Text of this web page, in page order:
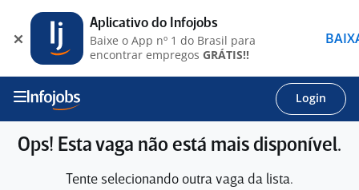
Login
Ops! Esta vaga não está mais disponível.
Tente selecionando outra vaga da lista.
Aplicativo do Infojobs
Baixe o App nº 1 do Brasil para
encontrar empregos GRÁTIS!!